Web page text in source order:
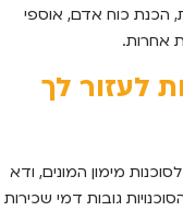
הכנת כוח אדם, אוספי
אחרות.
לעזור לך
מימון המונים, ודא
גובות דמי שכירות